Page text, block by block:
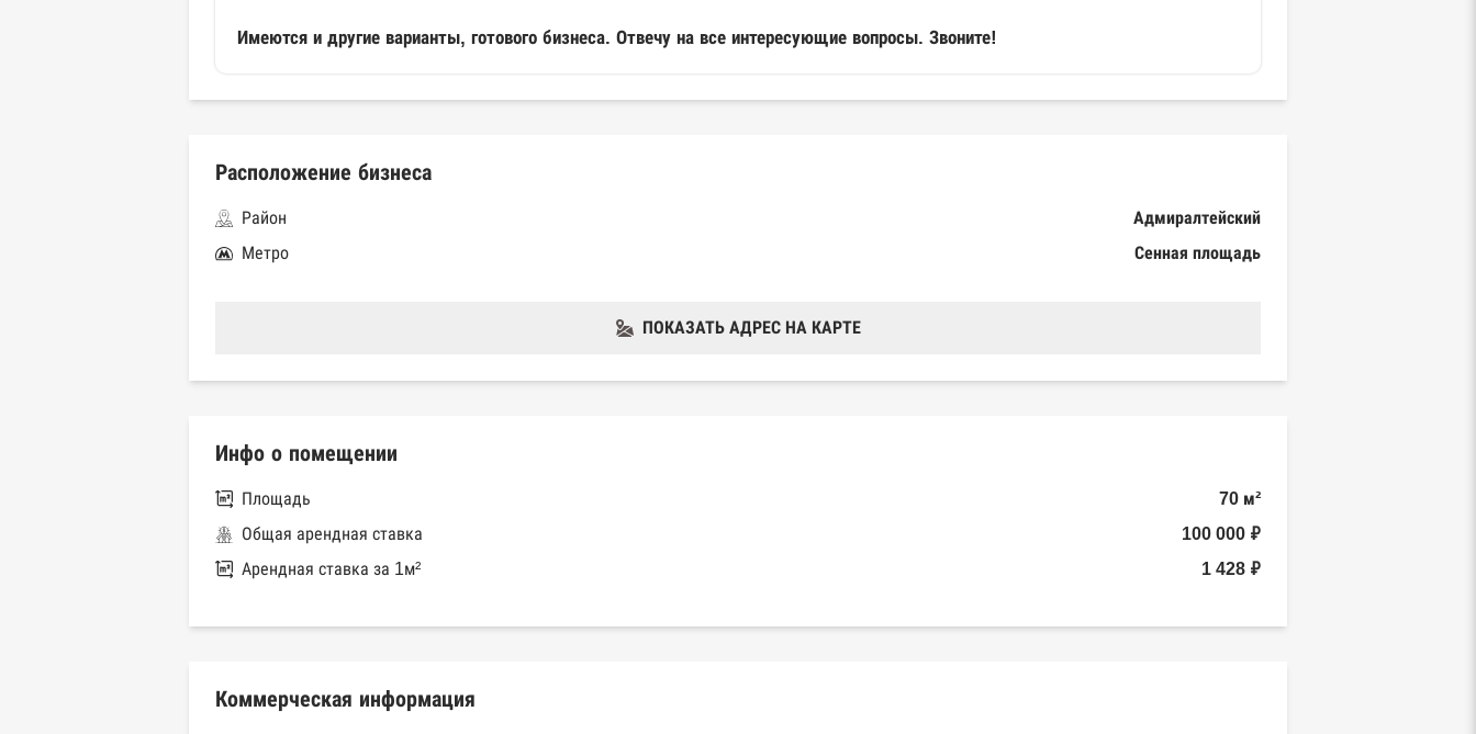
Имеются и другие варианты, готового бизнеса. Отвечу на все интересующие вопросы. Звоните!
Расположение бизнеса
Район
Адмиралтейский
Метро
Сенная площадь
ПОКАЗАТЬ АДРЕС НА КАРТЕ
Инфо о помещении
Площадь
70 м²
Общая арендная ставка
100 000 ₽
Арендная ставка за 1м²
1 428 ₽
Коммерческая информация